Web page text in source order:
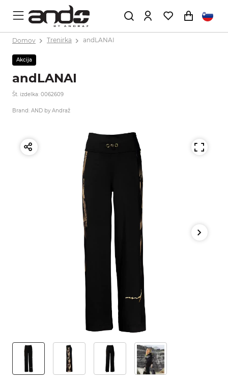
Domov Trenirka andLANAI
Akcija
andLANAI
Št. izdelka: 0062609
Brand: AND by Andraž